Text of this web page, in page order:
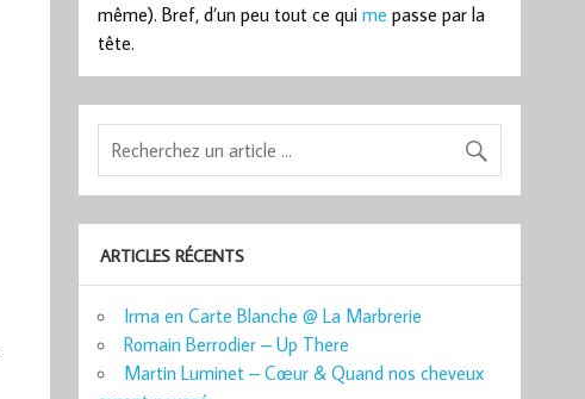
même). Bref, d’un peu tout ce quime passe par la
tête.
ARTICLES RÉCENTS
Irma en Carte Blanche @ La Marbrerie
Romain Berrodier – Up There
Martin Luminet – Cœur & Quand nos cheveux